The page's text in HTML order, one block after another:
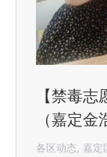
【禁毒
（嘉定金
各区动态, 嘉定